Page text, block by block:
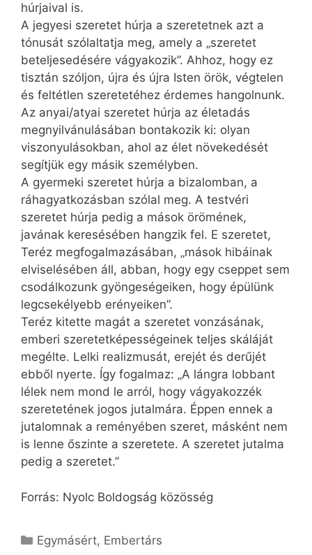
húrjaival is.
A jegyesi szeretet húrja a szeretetnek azt a
tónusát szólaltatja meg, amely a „szeretet
beteljesedésére vágyakozik”. Ahhoz, hogy ez
tisztán szóljon, újra és újra Isten örök, végtelen
és feltétlen szeretetéhez érdemes hangolnunk.
Az anyai/atyai szeretet húrja az életadás
megnyilvánulásában bontakozik ki: olyan
viszonyulásokban, ahol az élet növekedését
segítjük egy másik személyben.
A gyermeki szeretet húrja a bizalomban, a
ráhagyatkozásban szólal meg. A testvéri
szeretet húrja pedig a mások örömének,
javának keresésében hangzik fel. E szeretet,
Teréz megfogalmazásában, „mások hibáinak
elviselésében áll, abban, hogy egy cseppet sem
csodálkozunk gyöngeségeiken, hogy épülünk
legcsekélyebb erényeiken”.
Teréz kitette magát a szeretet vonzásának,
emberi szeretetképességeinek teljes skáláját
megélte. Lelki realizmusát, erejét és derűjét
ebből nyerte. Így fogalmaz: „A lángra lobbant
lélek nem mond le arról, hogy vágyakozzék
szeretetének jogos jutalmára. Éppen ennek a
jutalomnak a reményében szeret, másként nem
is lenne őszinte a szeretete. A szeretet jutalma
pedig a szeretet.”
Forrás: Nyolc Boldogság közösség
Kategória
Egymásért, Embertárs